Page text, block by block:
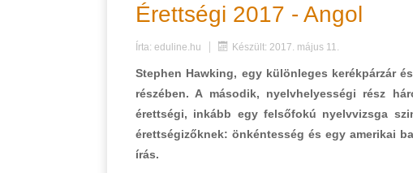
Érettségi 2017 - Angol
Írta: eduline.hu Készült: 2017. május 11.
Stephen Hawking, egy különleges kerékpárzár
részében. A második, nyelvhelyességi rész
érettségi, inkább egy felsőfokú nyelvvizsga
érettségizőknek: önkéntesség és egy amerikai
írás.